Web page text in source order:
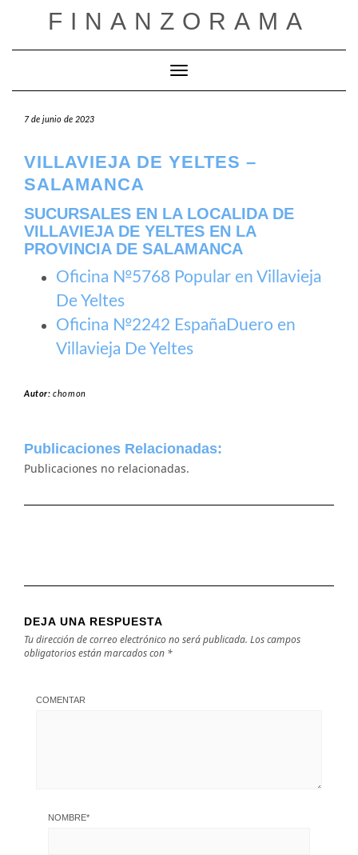
FINANZORAMA
Cambiar modo de navegación
7 de junio de 2023
VILLAVIEJA DE YELTES –
SALAMANCA
SUCURSALES EN LA LOCALIDA DE
VILLAVIEJA DE YELTES EN LA
PROVINCIA DE SALAMANCA
Oficina №5768 Popular en Villavieja
De Yeltes
Oficina №2242 EspañaDuero en
Villavieja De Yeltes
Autor:chomon
Publicaciones Relacionadas:
Publicaciones no relacionadas.
DEJA UNA RESPUESTA
Tu dirección de correo electrónico no será publicada. Los campos
obligatorios están marcados con *
COMENTAR
NOMBRE*